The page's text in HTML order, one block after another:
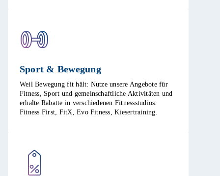
Sport & Bewegung​
Weil Bewegung fit hält: Nutze unsere Angebote für
Fitness, Sport und gemeinschaftliche Aktivitäten und
erhalte Rabatte in verschiedenen Fitnessstudios:
Fitness First, FitX, Evo Fitness, Kiesertraining.​